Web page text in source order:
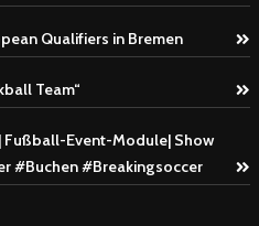
Qualifiers in Bremen
Team“
Event-Module| Show
#Buchen #Breakingsoccer